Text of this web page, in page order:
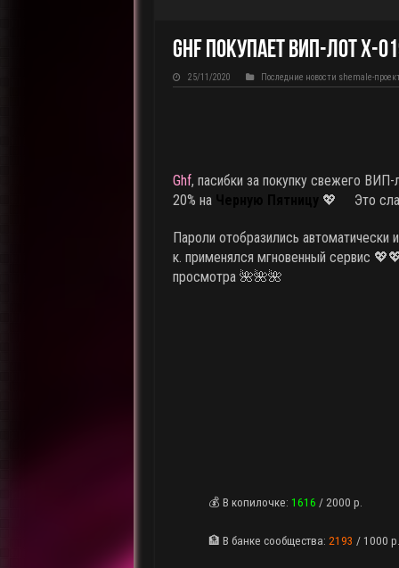
Ghf покупает ВИП-лот X-
25/11/2020 Последние новости shemale-
Ghf, пасибки за покупку свежего ВИП-
20% на
💖 Это
Пароли отобразились автоматически
к. применялся мгновенный сервис
просмотра 🌺🌺🌺
💰 В копилочке: 1616 / 2000 р.
🏦 В банке сообщества: 2193 / 1000 р.